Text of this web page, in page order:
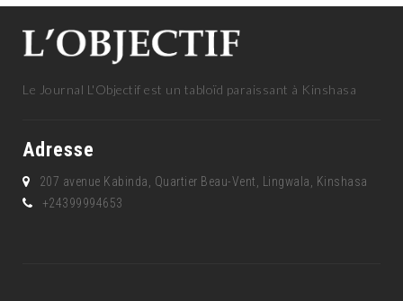
Le Journal L'Objectif est un tabloïd paraissant à Kinshasa
Adresse
207 avenue Kabinda, Quartier Beau-Vent, Lingwala, Kinshasa
+24399994653